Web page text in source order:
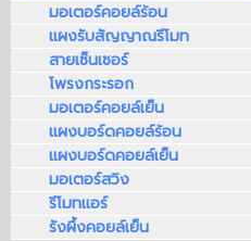
มอเตอร์คอยล์ร้อน
แผงรับสัญญาณรีโมท
สายเซ็นเซอร์
โพรงกระรอก
มอเตอร์คอยล์เย็น
แผงบอร์ดคอยล์ร้อน
แผงบอร์ดคอยล์เย็น
มอเตอร์สวิง
รีโมทแอร์
รังผึ้งคอยล์เย็น